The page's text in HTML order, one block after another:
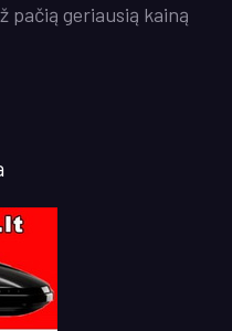
pačią geriausią kainą